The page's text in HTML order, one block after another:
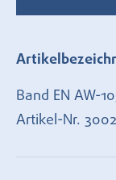
Band EN AW-
Artikel-Nr.